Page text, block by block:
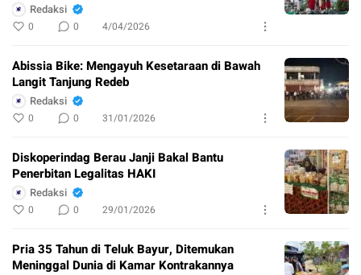
Redaksi
0 0 4/04/2026
Abissia Bike: Mengayuh Kesetaraan di Bawah
Langit Tanjung Redeb
Redaksi
0 0 31/01/2026
Diskoperindag Berau Janji Bakal Bantu
Penerbitan Legalitas HAKI
Redaksi
0 0 29/01/2026
Pria 35 Tahun di Teluk Bayur, Ditemukan
Meninggal Dunia di Kamar Kontrakannya